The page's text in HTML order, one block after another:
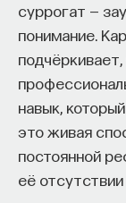
суррогат —
понимание.
навык,
это живая
постоянной
её